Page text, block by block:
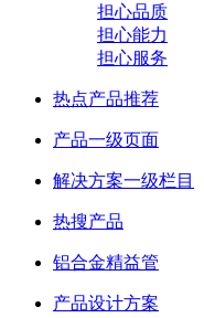
担心品质
担心能力
担心服务
热点产品推荐
产品一级页面
解决方案一级栏目
热搜产品
铝合金精益管
产品设计方案